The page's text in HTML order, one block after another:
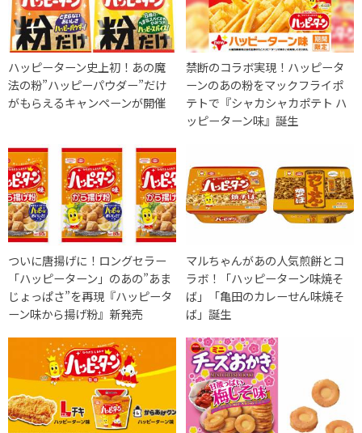
ハッピーターン史上初！あの魔
法の粉”ハッピーパウダー”だけ
がもらえるキャンペーンが開催
禁断のコラボ実現！ハッピータ
ーンのあの粉をマックフライポ
テトで『シャカシャカポテト ハ
ッピーターン味』誕生
ついに唐揚げに！ロングセラー
「ハッピーターン」のあの”あま
じょっぱさ”を再現『ハッピータ
ーン味から揚げ粉』新発売
マルちゃんがあの人気煎餅とコ
ラボ！「ハッピーターン味焼そ
ば」「亀田のカレーせん味焼そ
ば」誕生